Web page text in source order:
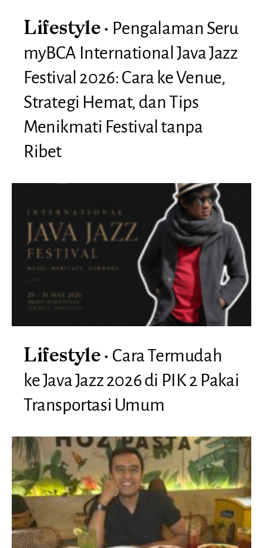
Lifestyle
Pengalaman Seru
myBCA International Java Jazz
Festival 2026: Cara ke Venue,
Strategi Hemat, dan Tips
Menikmati Festival tanpa
Ribet
Lifestyle
Cara Termudah
ke Java Jazz 2026 di PIK 2 Pakai
Transportasi Umum